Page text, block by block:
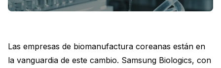
Las empresas de biomanufactura coreanas están en
la vanguardia de este cambio. Samsung Biologics, con